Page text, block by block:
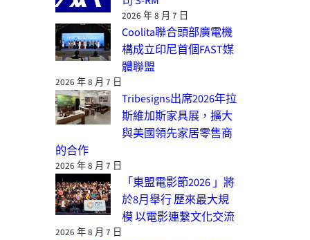
2026 年 8 月 7 日
Coolita聯合頭部廣電機
構成立印尼首個FAST媒
體聯盟
2026 年 8 月 7 日
Tribesigns出席2026年拉
斯維加斯家具展，擴大
與美國領先家居零售商
的合作
2026 年 8 月 7 日
「東盟電影節2026 」將
於8月舉行 歷來最大規
模 以電影連繫文化交流
2026 年 8 月 7 日